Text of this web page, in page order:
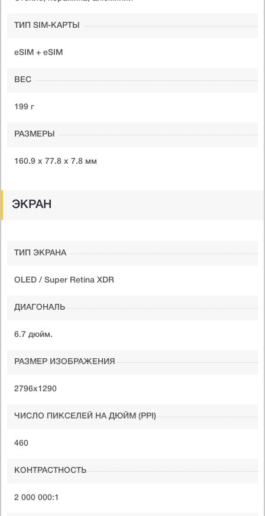
ТИП SIM-КАРТЫ
eSIM + eSIM
ВЕС
199 г
РАЗМЕРЫ
160.9 x 77.8 x 7.8 мм
ЭКРАН
ТИП ЭКРАНА
OLED / Super Retina XDR
ДИАГОНАЛЬ
6.7 дюйм.
РАЗМЕР ИЗОБРАЖЕНИЯ
2796x1290
ЧИСЛО ПИКСЕЛЕЙ НА ДЮЙМ (PPI)
460
КОНТРАСТНОСТЬ
2 000 000:1